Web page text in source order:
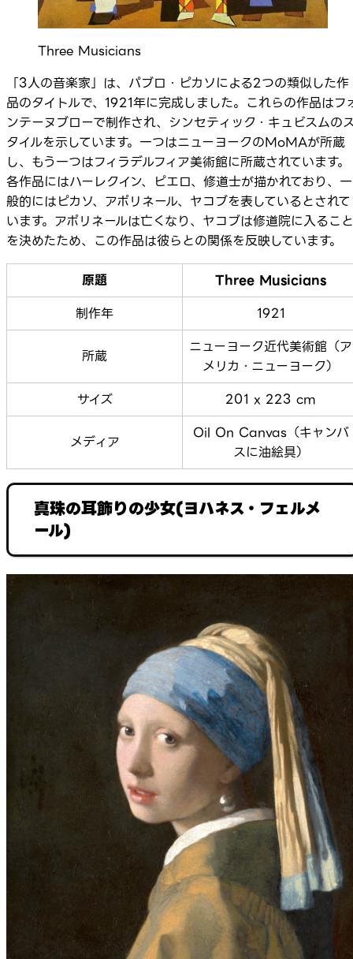
Three Musicians
「3人の音楽家」は、パブロ・ピカソによる2つの類似した作
品のタイトルで、1921年に完成しました。これらの作品はフ
ンテーヌブローで制作され、シンセティック・キュビスムの
タイルを示しています。一つはニューヨークのMoMAが所蔵
し、もう一つはフィラデルフィア美術館に所蔵されています。
各作品にはハーレクイン、ピエロ、修道士が描かれており、一
般的にはピカソ、アポリネール、ヤコブを表しているとされて
います。アポリネールは亡くなり、ヤコブは修道院に入ること
を決めたため、この作品は彼らとの関係を反映しています。
原題
Three Musicians
制作年
1921
所蔵
ニューヨーク近代美術館（ア
メリカ・ニューヨーク）
サイズ
201 x 223 cm
メディア
Oil On Canvas（キャンバ
スに油絵具）
真珠の耳飾りの少女(ヨハネス・フェルメ
ール)